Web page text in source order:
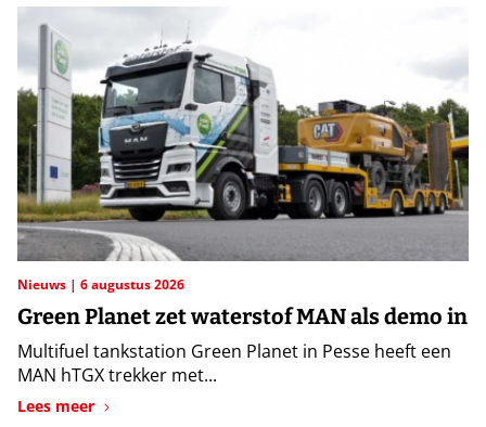
Nieuws 6 augustus 2026
Green Planet zet waterstof MAN als demo in
Multifuel tankstation Green Planet in Pesse heeft een
MAN hTGX trekker met...
Lees meer